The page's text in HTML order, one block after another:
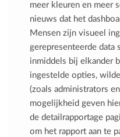
meer kleuren en meer
nieuws dat het
Mensen zijn visueel
gerepresenteerde data
inmiddels bij elkander
ingestelde opties,
(zoals administrators
mogelijkheid geven
de detailrapportage
om het rapport aan te